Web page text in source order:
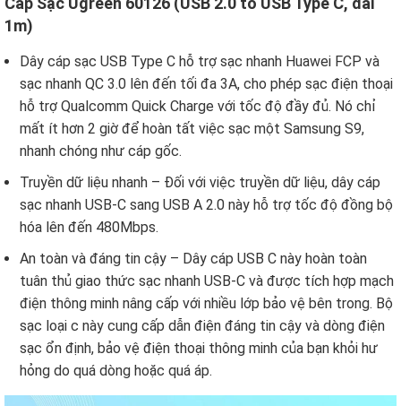
1m)
Dây cáp sạc USB Type C hỗ trợ sạc nhanh Huawei FCP và
sạc nhanh QC 3.0 lên đến tối đa 3A, cho phép sạc điện thoại
hỗ trợ Qualcomm Quick Charge với tốc độ đầy đủ. Nó chỉ
mất ít hơn 2 giờ để hoàn tất việc sạc một Samsung S9,
nhanh chóng như cáp gốc.
Truyền dữ liệu nhanh – Đối với việc truyền dữ liệu, dây cáp
sạc nhanh USB-C sang USB A 2.0 này hỗ trợ tốc độ đồng bộ
hóa lên đến 480Mbps.
An toàn và đáng tin cậy – Dây cáp USB C này hoàn toàn
tuân thủ giao thức sạc nhanh USB-C và được tích hợp mạch
điện thông minh nâng cấp với nhiều lớp bảo vệ bên trong. Bộ
sạc loại c này cung cấp dẫn điện đáng tin cậy và dòng điện
sạc ổn định, bảo vệ điện thoại thông minh của bạn khỏi hư
hỏng do quá dòng hoặc quá áp.